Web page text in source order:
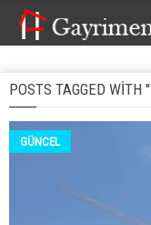
POSTS TAGGED WITH
GÜNCEL